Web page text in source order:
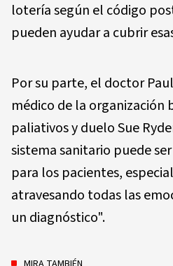
lotería según el código
pueden ayudar a cubrir
Por su parte, el doctor
médico de la organización
paliativos y duelo Sue
sistema sanitario puede
para los pacientes,
atravesando todas las
un diagnóstico".